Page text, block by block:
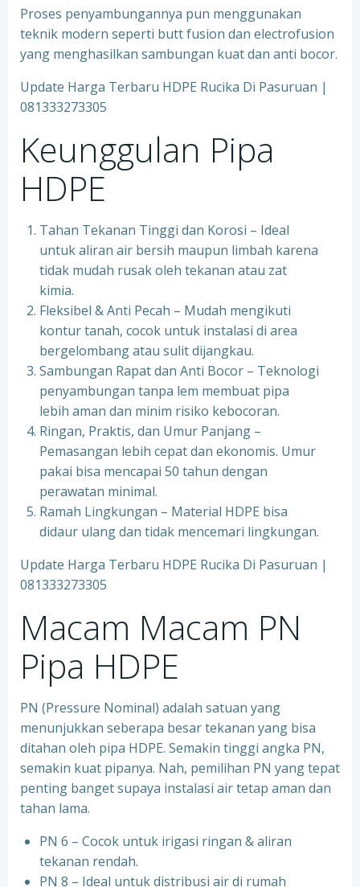
Proses penyambungannya pun menggunakan
teknik modern seperti butt fusion dan electrofusion
yang menghasilkan sambungan kuat dan anti bocor.
Update Harga Terbaru HDPE Rucika Di Pasuruan |
081333273305
Keunggulan Pipa
HDPE
Tahan Tekanan Tinggi dan Korosi – Ideal
untuk aliran air bersih maupun limbah karena
tidak mudah rusak oleh tekanan atau zat
kimia.
Fleksibel & Anti Pecah – Mudah mengikuti
kontur tanah, cocok untuk instalasi di area
bergelombang atau sulit dijangkau.
Sambungan Rapat dan Anti Bocor – Teknologi
penyambungan tanpa lem membuat pipa
lebih aman dan minim risiko kebocoran.
Ringan, Praktis, dan Umur Panjang –
Pemasangan lebih cepat dan ekonomis. Umur
pakai bisa mencapai 50 tahun dengan
perawatan minimal.
Ramah Lingkungan – Material HDPE bisa
didaur ulang dan tidak mencemari lingkungan.
Update Harga Terbaru HDPE Rucika Di Pasuruan |
081333273305
Macam Macam PN
Pipa HDPE
PN (Pressure Nominal) adalah satuan yang
menunjukkan seberapa besar tekanan yang bisa
ditahan oleh pipa HDPE. Semakin tinggi angka PN,
semakin kuat pipanya. Nah, pemilihan PN yang tepat
penting banget supaya instalasi air tetap aman dan
tahan lama.
PN 6 – Cocok untuk irigasi ringan & aliran
tekanan rendah.
PN 8 – Ideal untuk distribusi air di rumah